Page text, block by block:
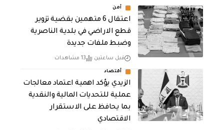
أمن
اعتقال 6 متهمين بقضية تزوير
قطع الاراضي في بلدية الناصرية
وضبط ملفات جديدة
قبل ساعتين 13 مشاهدات
أقتصاد
الزيدي يؤكد اهمية اعتماد معالجات
عملية للتحديات المالية والنقدية
بما يحافظ على الاستقرار
الاقتصادي